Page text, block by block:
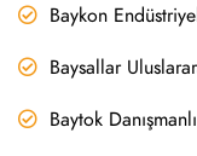
Baykon
Baysallar
Baytok